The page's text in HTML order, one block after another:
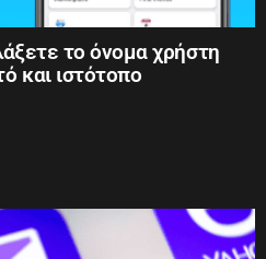
το όνομα χρήστη
και ιστότοπο